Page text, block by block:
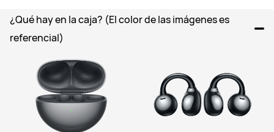
¿Qué hay en la caja? (El color de las imágenes es
referencial)